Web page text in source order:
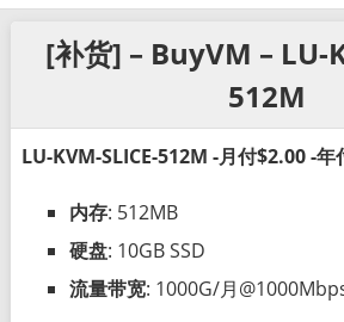
[补货] – BuyVM – LU-
512M
LU-KVM-SLICE-512M -月付$2.00 -年
内存: 512MB
硬盘: 10GB SSD
流量带宽: 1000G/月